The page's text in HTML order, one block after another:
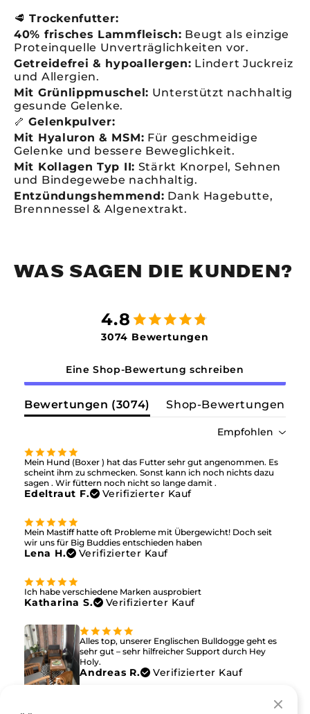
🥩 Trockenfutter:
40% frisches Lammfleisch: Beugt als einzige
Proteinquelle Unverträglichkeiten vor.
Getreidefrei & hypoallergen: Lindert Juckreiz
und Allergien.
Mit Grünlippmuschel: Unterstützt nachhaltig
gesunde Gelenke.
🦴Gelenkpulver:
Mit Hyaluron & MSM: Für geschmeidige
Gelenke und bessere Beweglichkeit.
Mit Kollagen Typ II: Stärkt Knorpel, Sehnen
und Bindegewebe nachhaltig.
Entzündungshemmend: Dank Hagebutte,
Brennnessel & Algenextrakt.
WAS SAGEN DIE KUNDEN?
4.8
3074 Bewertungen
Eine Shop-Bewertung schreiben
Bewertungen (3074) Shop-Bewertungen(
Empfohlen
Mein Hund (Boxer ) hat das Futter sehr gut angenommen. Es
scheint ihm zu schmecken. Sonst kann ich noch nichts dazu
sagen . Wir füttern noch nicht so lange damit .
Edeltraut F. Verifizierter Kauf
Mein Mastiff hatte oft Probleme mit Übergewicht! Doch seit
wir uns für Big Buddies entschieden haben
Lena H. Verifizierter Kauf
Ich habe verschiedene Marken ausprobiert
Katharina S. Verifizierter Kauf
Alles top, unserer Englischen Bulldogge geht es
sehr gut – sehr hilfreicher Support durch Hey
Holy.
Andreas R. Verifizierter Kauf